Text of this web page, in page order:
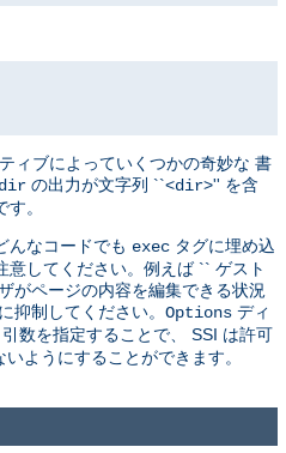
ィブによっていくつかの奇妙な 書
dir の出力が文字列 ``<dir>'' を含
。
んなコードでも exec タグに埋め込
意してください。例えば `` ゲスト
がページの内容を編集できる状況
抑制してください。 Options ディ
引数を指定することで、 SSI は許可
ようにすることができます。